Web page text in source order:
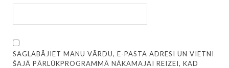
SAGLABĀJIET MANU VĀRDU, E-PASTA ADRESI UN VIETNI
ŠAJĀ PĀRLŪKPROGRAMMĀ NĀKAMAJAI REIZEI, KAD